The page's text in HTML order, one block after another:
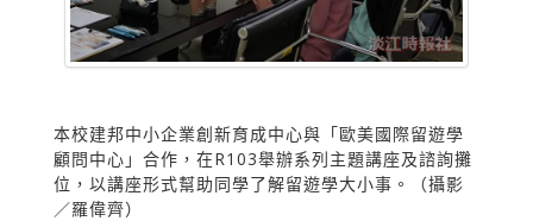
本校建邦中小企業創新育成中心與「歐美國際留遊學
顧問中心」合作，在R103舉辦系列主題講座及諮詢攤
位，以講座形式幫助同學了解留遊學大小事。（攝影
／羅偉齊）